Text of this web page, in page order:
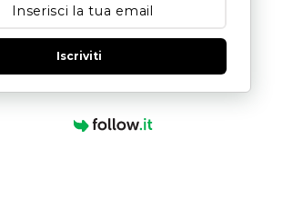
Iscriviti